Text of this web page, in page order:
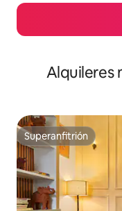
Alquileres
Superanfitrión
Superanfitrión